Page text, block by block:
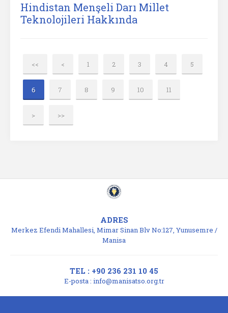
Hindistan Menşeli Darı Millet
Teknolojileri Hakkında
<< < 1 2 3 4 5
6 7 8 9 10 11
> >>
ADRES
Merkez Efendi Mahallesi, Mimar Sinan Blv No:127, Yunusemre /
Manisa
TEL : +90 236 231 10 45
E-posta : info@manisatso.org.tr